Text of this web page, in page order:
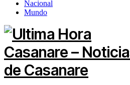
Nacional
Mundo